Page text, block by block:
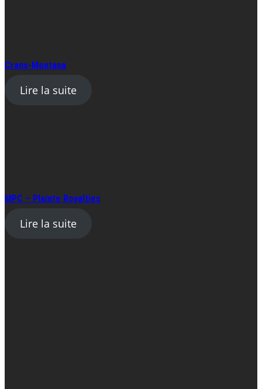
Crans-Montana
Lire la suite
MPC – Plainte Royalties
Lire la suite